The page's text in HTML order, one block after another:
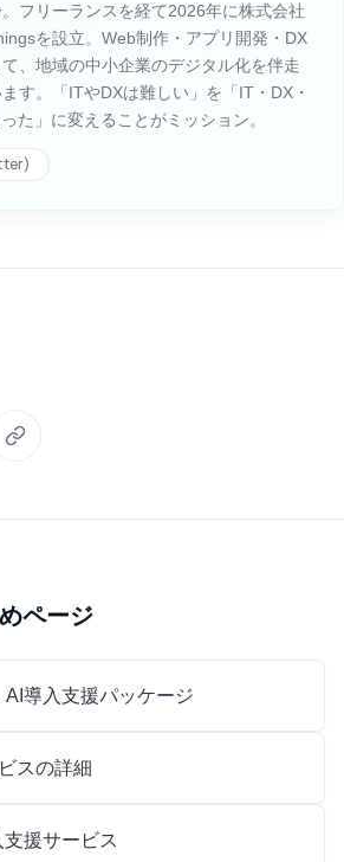
フリーランスを経て2026年に株式会社
を設立。Web制作・アプリ開発・DX
、地域の中小企業のデジタル化を伴走
す。「ITやDXは難しい」を「IT・DX・
た」に変えることがミッション。
ページ
導入支援パッケージ
スの詳細
援サービス